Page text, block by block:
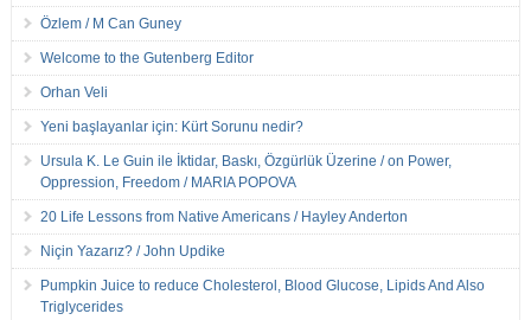
Özlem / M Can Guney
Welcome to the Gutenberg Editor
Orhan Veli
Yeni başlayanlar için: Kürt Sorunu nedir?
Ursula K. Le Guin ile İktidar, Baskı, Özgürlük Üzerine / on Power,
Oppression, Freedom / MARIA POPOVA
20 Life Lessons from Native Americans / Hayley Anderton
Niçin Yazarız? / John Updike
Pumpkin Juice to reduce Cholesterol, Blood Glucose, Lipids And Also
Triglycerides